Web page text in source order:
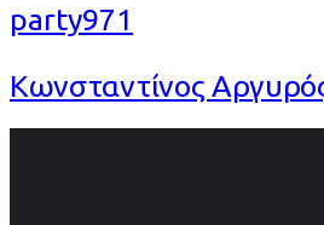
party971
Κωνσταντίνος